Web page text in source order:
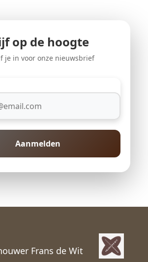
op de hoogte
je in voor onze nieuwsbrief
Aanmelden
Frans de Wit